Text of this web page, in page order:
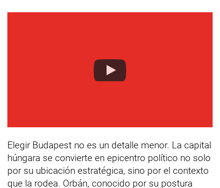
Elegir Budapest no es un detalle menor. La capital
húngara se convierte en epicentro político no solo
por su ubicación estratégica, sino por el contexto
que la rodea. Orbán, conocido por su postura